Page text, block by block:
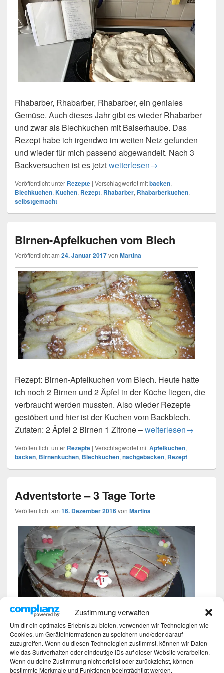
Zustimmung verwalten
Um dir ein optimales Erlebnis zu bieten, verwenden wir Technologien wie
Cookies, um Geräteinformationen zu speichern und/oder darauf
zuzugreifen. Wenn du diesen Technologien zustimmst, können wir Daten
wie das Surfverhalten oder eindeutige IDs auf dieser Website verarbeiten.
Wenn du deine Zustimmung nicht erteilst oder zurückziehst, können
bestimmte Merkmale und Funktionen beeinträchtigt werden.
Rhabarber, Rhabarber, Rhabarber, ein geniales
Gemüse. Auch dieses Jahr gibt es wieder Rhabarber
und zwar als Blechkuchen mit Baiserhaube. Das
Rezept habe ich irgendwo im weiten Netz gefunden
und wieder für mich passend abgewandelt. Nach 3
Backversuchen ist es jetztRhabarberkuchen mit Baiser
weiterlesen→
Veröffentlicht unter Rezepte | Verschlagwortet mitbacken,
Blechkuchen, Kuchen, Rezept, Rhabarber, Rhabarberkuchen,
selbstgemacht
Birnen-Apfelkuchen vom Blech
Veröffentlicht am 24. Januar 2017von Martina
Rezept: Birnen-Apfelkuchen vom Blech. Heute hatte
ich noch 2 Birnen und 2 Äpfel in der Küche liegen, die
verbraucht werden mussten. Also wieder Rezepte
gestöbert und hier ist der Kuchen vom Backblech.
Zutaten: 2 Äpfel 2 Birnen 1 Zitrone –Birnen-Apfelkuchen
weiterlesen→
Veröffentlicht unter Rezepte | Verschlagwortet mitApfelkuchen,
backen, Birnenkuchen, Blechkuchen, nachgebacken, Rezept
Adventstorte – 3 Tage Torte
Veröffentlicht am 16. Dezember 2016von Martina
Diese Adventstorte, auch 3-Tage-Torte genannt, sollte
zu Weihnachten die Kaffeetafel bereichern. Das
Rezept noch einmal hervor gesucht, aus meinem alten